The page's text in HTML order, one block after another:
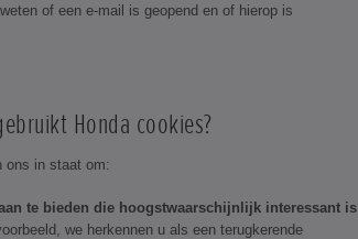
of een e-mail is geopend en of hierop is
Honda cookies?
ons in staat om:
te bieden die hoogstwaarschijnlijk interessant is
we herkennen u als een terugkerende